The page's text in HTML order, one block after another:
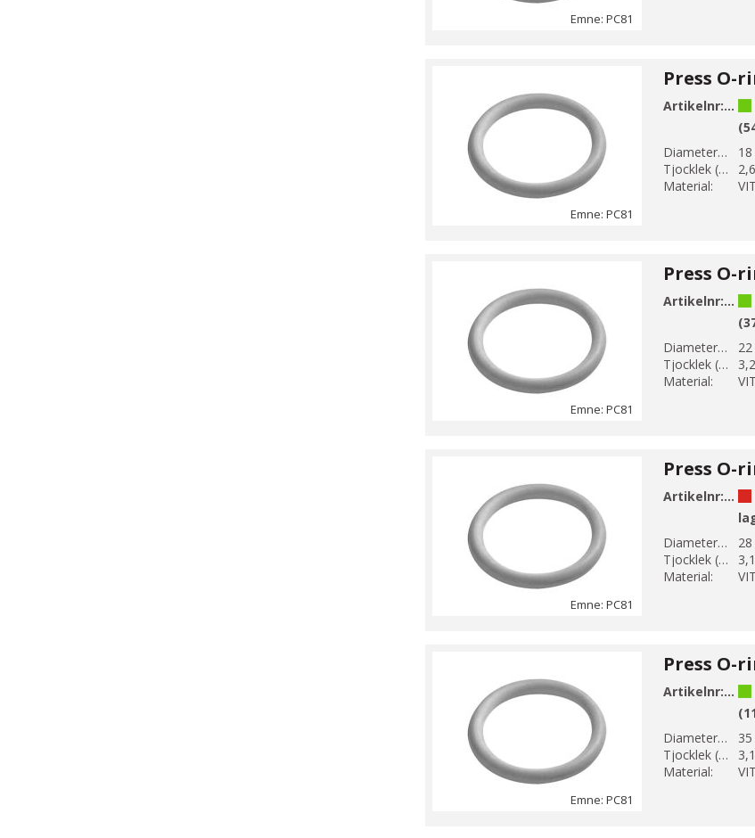
Emne: PC81
Emne: PC81
Artikelnr:
Diameter 1 (mm):
18
Tjocklek (mm):
2,6
Material:
Emne: PC81
Artikelnr:
Diameter 1 (mm):
22
Tjocklek (mm):
3,2
Material:
Emne: PC81
Artikelnr:
Diameter 1 (mm):
28
Tjocklek (mm):
3,1
Material:
Emne: PC81
Artikelnr:
Diameter 1 (mm):
35
Tjocklek (mm):
3,1
Material: